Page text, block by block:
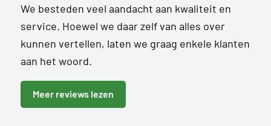
We besteden veel aandacht aan kwaliteit en
service. Hoewel we daar zelf van alles over
kunnen vertellen, laten we graag enkele klanten
aan het woord.
Meer reviews lezen